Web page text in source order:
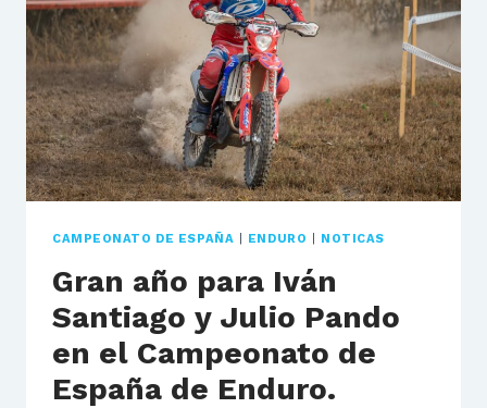
CAMPEONATO DE ESPAÑA ENDURO NOTICAS
Gran año para Iván
Santiago y Julio Pando
en el Campeonato de
España de Enduro.